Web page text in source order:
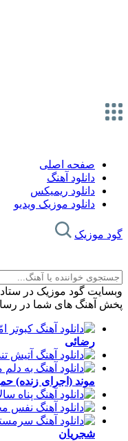
صفحه اصلی
دانلود آهنگ
دانلود ریمیکس
دانلود موزیک ویدیو
گود موزیک
وبسایت گود موزیک در
پخش آهنگ های شما در
رضائی
موند (اجرای زنده)
شجریان